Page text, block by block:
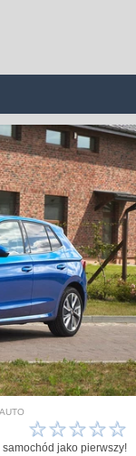
☆
☆
☆
☆
☆
samochód jako pierwszy!